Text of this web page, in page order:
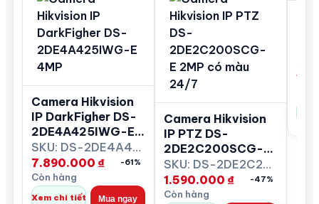
Camera Hikvision
IP DarkFigher DS-
2DE4A425IWG-E
4MP
SKU: DS-2DE4A425IWG-E
7.890.000 ₫ -61%
Còn hàng
Xem chi tiết Mua ngay
Camera Hikvision
IP PTZ DS-
2DE2C200SCG-E
2MP có màu 24/7SKU: DS-2DE2C200SCG-E
1.590.000 ₫ -47%
Còn hàng